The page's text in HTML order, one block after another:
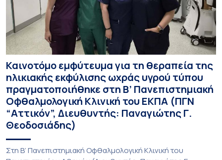
Καινοτόμο εμφύτευμα για τη θεραπεία της
ηλικιακής εκφύλισης ωχράς υγρού τύπου
πραγματοποιήθηκε στη Β’ Πανεπιστημιακή
Οφθαλμολογική Κλινική του ΕΚΠΑ (ΠΓΝ
“Αττικόν”, Διευθυντής: Παναγιώτης Γ.
Θεοδοσιάδης)
Στη Β’ Πανεπιστημιακή Οφθαλμολογική Κλινική του